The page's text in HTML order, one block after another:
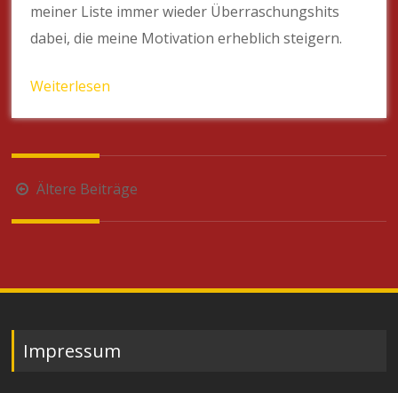
meiner Liste immer wieder Überraschungshits
dabei, die meine Motivation erheblich steigern.
Weiterlesen
Beitragsnavigation
Ältere Beiträge
Impressum